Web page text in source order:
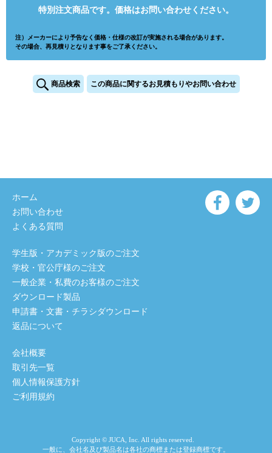
特別注文商品です。価格はお問い合わせください。
注）メーカーにより予告なく価格・仕様の改訂が実施される場合があります。
その場合、再見積りとなります事をご了承ください。
商品検索 この商品に関するお見積もりやお問い合わせ
ホーム
お問い合わせ
よくある質問
学生版・アカデミック版のご注文
学校・官公庁様のご注文
一般企業・私費のお客様のご注文
ダウンロード製品
申請書・文書・チラシダウンロード
返品について
会社概要
取引先一覧
個人情報保護方針
ご利用規約
Copyright © JUCA, Inc. All rights reserved.
一般に、会社名及び製品名は各社の商標または登録商標です。